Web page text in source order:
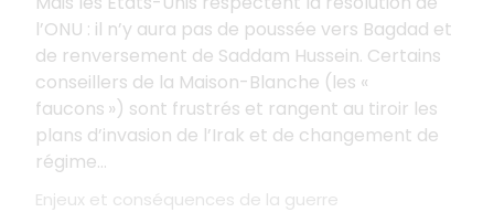
l’ONU : il n’y aura pas de poussée vers Bagdad et
de renversement de Saddam Hussein. Certains
conseillers de la Maison-Blanche (les «
faucons ») sont frustrés et rangent au tiroir les
plans d’invasion de l’Irak et de changement de
régime…
Enjeux et conséquences de la guerre